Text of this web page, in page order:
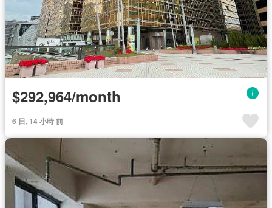
$292,964/month
6 日, 14 小時 前